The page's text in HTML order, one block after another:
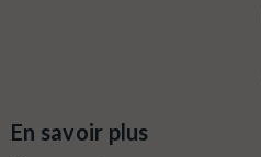
En savoir plus